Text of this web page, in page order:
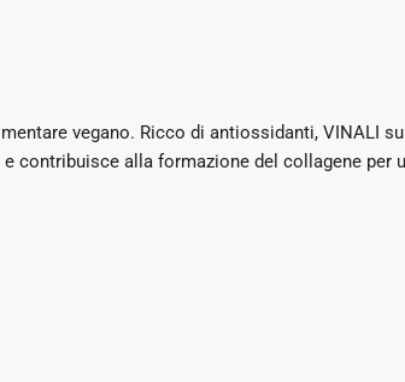
vegano. Ricco di antiossidanti, VINALI
contribuisce alla formazione del collagene per